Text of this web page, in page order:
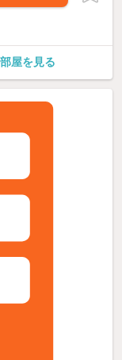
屋を見る